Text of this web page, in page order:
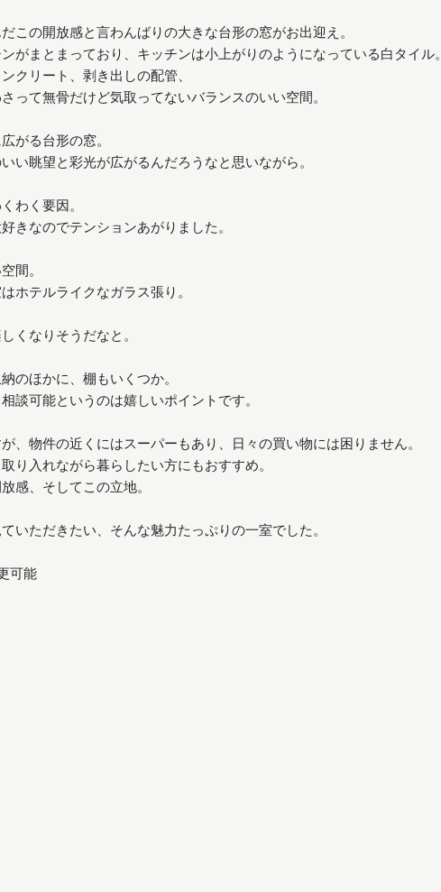
この開放感と言わんばりの大きな台形の窓がお出迎え。
がまとまっており、キッチンは小上がりのようになっている白タイル。
クリート、剥き出しの配管、
って無骨だけど気取ってないバランスのいい空間。
がる台形の窓。
い眺望と彩光が広がるんだろうなと思いながら。
わく要因。
きなのでテンションあがりました。
間。
ホテルライクなガラス張り。
くなりそうだなと。
のほかに、棚もいくつか。
談可能というのは嬉しいポイントです。
、物件の近くにはスーパーもあり、日々の買い物には困りません。
り入れながら暮らしたい方にもおすすめ。
感、そしてこの立地。
いただきたい、そんな魅力たっぷりの一室でした。
可能